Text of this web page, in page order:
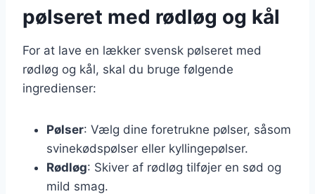
pølseret med rødløg og kål
For at lave en lækker svensk pølseret med
rødløg og kål, skal du bruge følgende
ingredienser:
Pølser: Vælg dine foretrukne pølser, såsom
svinekødspølser eller kyllingepølser.
Rødløg: Skiver af rødløg tilføjer en sød og
mild smag.